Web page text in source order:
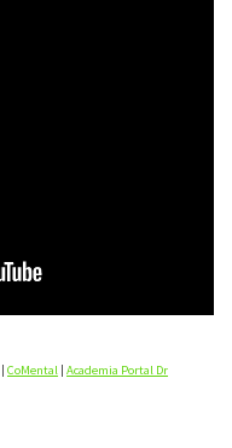
CoMental Academia Portal Dr